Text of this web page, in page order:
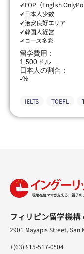
✔EOP（English
✔日本人少数
✔治安良好エリア
✔韓国人経営
✔コース多彩
留学費用：
1,500ドル
日本人の割合：
-%
IELTS TOEFL
フィリピン留学機
2901 Mayapis Street, San
+(63) 915-517-0504